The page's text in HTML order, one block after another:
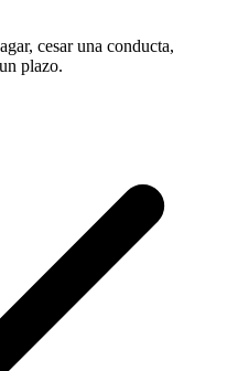
cesar una conducta,
plazo.